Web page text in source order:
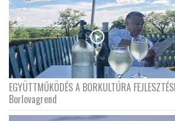
EGYÜTTMŰKÖDÉS A BORKULTÚRA
Borlovagrend